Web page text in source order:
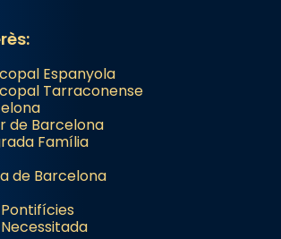
Espanyola
Tarraconense
de Barcelona
Família
de Barcelona
Necessitada